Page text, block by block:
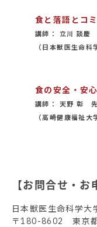
食と落語とコ
講師： 立川 談慶
（日本獣医生命科
食の安全・安
講師： 天野 彰
（高崎健康福祉大
【お問合せ・お
日本獣医生命科学大
〒180-8602 東京